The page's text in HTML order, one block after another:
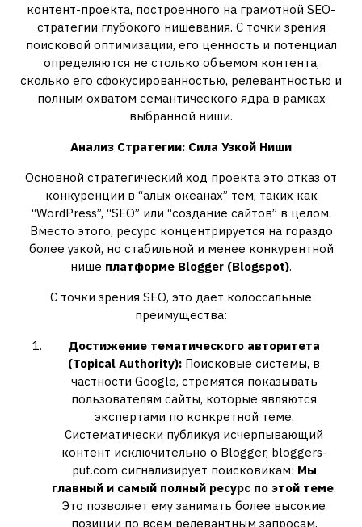
контент-проекта, построенного на грамотной SEO-
стратегии глубокого нишевания. С точки зрения
поисковой оптимизации, его ценность и потенциал
определяются не столько объемом контента,
сколько его сфокусированностью, релевантностью и
полным охватом семантического ядра в рамках
выбранной ниши.
Анализ Стратегии: Сила Узкой Ниши
Основной стратегический ход проекта это отказ от
конкуренции в “алых океанах” тем, таких как
“WordPress”, “SEO” или “создание сайтов” в целом.
Вместо этого, ресурс концентрируется на гораздо
более узкой, но стабильной и менее конкурентной
нише платформе Blogger (Blogspot).
С точки зрения SEO, это дает колоссальные
преимущества:
Достижение тематического авторитета
(Topical Authority): Поисковые системы, в
частности Google, стремятся показывать
пользователям сайты, которые являются
экспертами по конкретной теме.
Систематически публикуя исчерпывающий
контент исключительно о Blogger, bloggers-
put.com сигнализирует поисковикам: Мы
главный и самый полный ресурс по этой теме.
Это позволяет ему занимать более высокие
позиции по всем релевантным запросам,